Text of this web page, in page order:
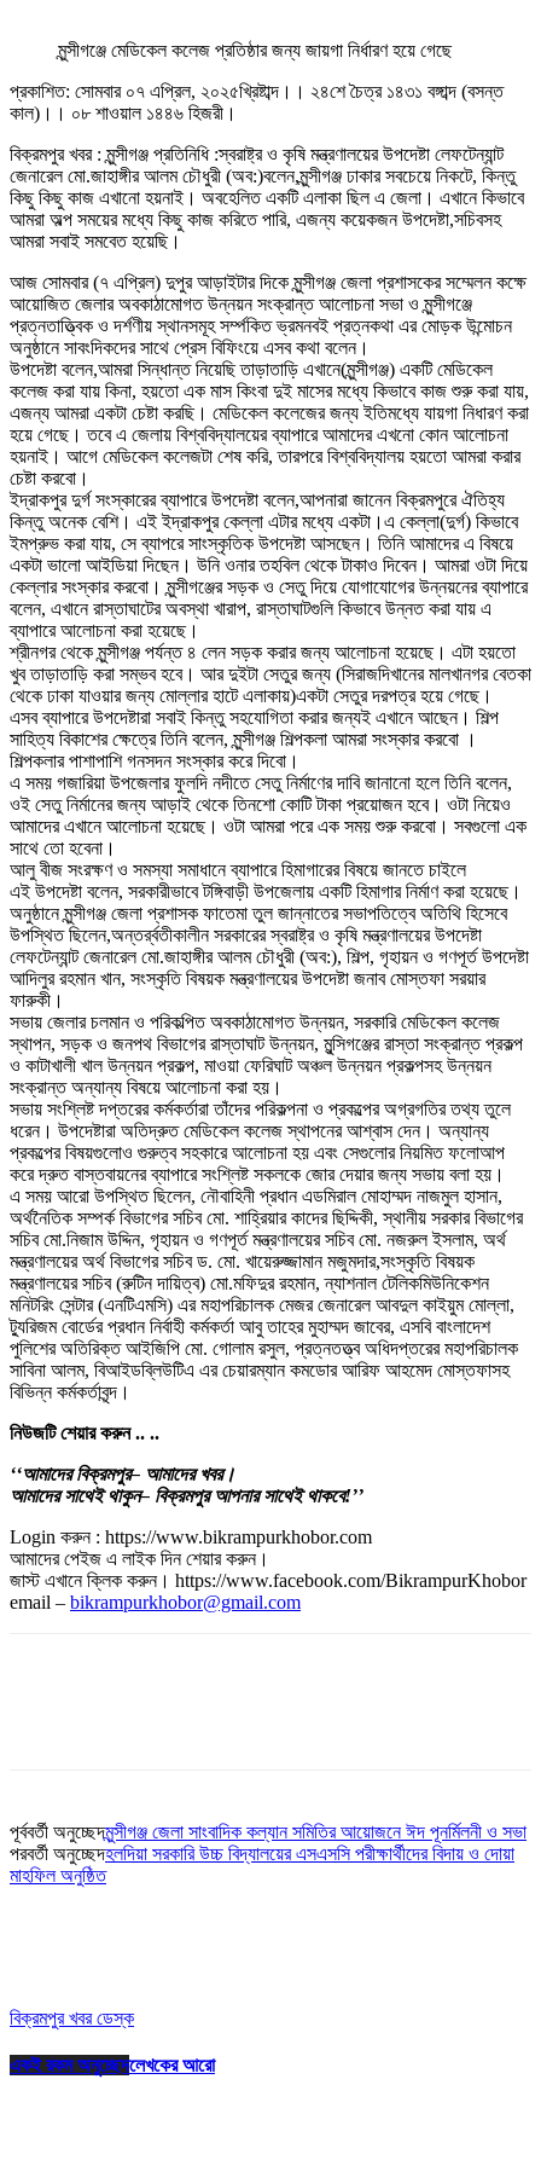
মুন্সীগঞ্জে মেডিকেল কলেজ প্রতিষ্ঠার জন্য জায়গা নির্ধারণ হয়ে গেছে
প্রকাশিত: সোমবার ০৭ এপ্রিল, ২০২৫খ্রিষ্টাব্দ।। ২৪শে চৈত্র ১৪৩১ বঙ্গাব্দ (বসন্ত
কাল)।। ০৮ শাওয়াল ১৪৪৬ হিজরী।
বিক্রমপুর খবর : মুন্সীগঞ্জ প্রতিনিধি :স্বরাষ্ট্র ও কৃষি মন্ত্রণালয়ের উপদেষ্টা লেফটেন্যান্ট
জেনারেল মো.জাহাঙ্গীর আলম চৌধুরী (অব:)বলেন,মুন্সীগঞ্জ ঢাকার সবচেয়ে নিকটে, কিন্তু
কিছু কিছু কাজ এখানো হয়নাই। অবহেলিত একটি এলাকা ছিল এ জেলা। এখানে কিভাবে
আমরা অল্প সময়ের মধ্যে কিছু কাজ করিতে পারি, এজন্য কয়েকজন উপদেষ্টা,সচিবসহ
আমরা সবাই সমবেত হয়েছি।
আজ সোমবার (৭ এপ্রিল) দুপুর আড়াইটার দিকে মুন্সীগঞ্জ জেলা প্রশাসকের সম্মেলন কক্ষে
আয়োজিত জেলার অবকাঠামোগত উন্নয়ন সংক্রান্ত আলোচনা সভা ও মুন্সীগঞ্জে
প্রত্নতাত্ত্বিক ও দর্শণীয় স্থানসমূহ সর্ম্পকিত ভ্রমনবই প্রত্নকথা এর মোড়ক উন্মোচন
অনুষ্ঠানে সাবংদিকদের সাথে প্রেস বিফিংয়ে এসব কথা বলেন।
উপদেষ্টা বলেন,আমরা সিন্ধান্ত নিয়েছি তাড়াতাড়ি এখানে(মুন্সীগঞ্জ) একটি মেডিকেল
কলেজ করা যায় কিনা, হয়তো এক মাস কিংবা দুই মাসের মধ্যে কিভাবে কাজ শুরু করা যায়,
এজন্য আমরা একটা চেষ্টা করছি। মেডিকেল কলেজের জন্য ইতিমধ্যে যায়গা নিধারণ করা
হয়ে গেছে। তবে এ জেলায় বিশ্ববিদ্যালয়ের ব্যাপারে আমাদের এখনো কোন আলোচনা
হয়নাই। আগে মেডিকেল কলেজটা শেষ করি, তারপরে বিশ্ববিদ্যালয় হয়তো আমরা করার
চেষ্টা করবো।
ইদ্রাকপুর দুর্গ সংস্কারের ব্যাপারে উপদেষ্টা বলেন,আপনারা জানেন বিক্রমপুরে ঐতিহ্য
কিন্তু অনেক বেশি। এই ইদ্রাকপুর কেল্লা এটার মধ্যে একটা।এ কেল্লা(দুর্গ) কিভাবে
ইমপ্রুভ করা যায়, সে ব্যাপরে সাংস্কৃতিক উপদেষ্টা আসছেন। তিনি আমাদের এ বিষয়ে
একটা ভালো আইডিয়া দিছেন। উনি ওনার তহবিল থেকে টাকাও দিবেন। আমরা ওটা দিয়ে
কেল্লার সংস্কার করবো। মুন্সীগঞ্জের সড়ক ও সেতু দিয়ে যোগাযোগের উন্নয়নের ব্যাপারে
বলেন, এখানে রাস্তাঘাটের অবস্থা খারাপ, রাস্তাঘাটগুলি কিভাবে উন্নত করা যায় এ
ব্যাপারে আলোচনা করা হয়েছে।
শ্রীনগর থেকে মুন্সীগঞ্জ পর্যন্ত ৪ লেন সড়ক করার জন্য আলোচনা হয়েছে। এটা হয়তো
খুব তাড়াতাড়ি করা সম্ভব হবে। আর দুইটা সেতুর জন্য (সিরাজদিখানের মালখানগর বেতকা
থেকে ঢাকা যাওয়ার জন্য মোল্লার হাটে এলাকায়)একটা সেতুর দরপত্র হয়ে গেছে।
এসব ব্যাপারে উপদেষ্টারা সবাই কিন্তু সহযোগিতা করার জন্যই এখানে আছেন। শিল্প
সাহিত্য বিকাশের ক্ষেত্রে তিনি বলেন, মুন্সীগঞ্জ শিল্পকলা আমরা সংস্কার করবো ।
শিল্পকলার পাশাপাশি গনসদন সংস্কার করে দিবো।
এ সময় গজারিয়া উপজেলার ফুলদি নদীতে সেতু নির্মাণের দাবি জানানো হলে তিনি বলেন,
ওই সেতু নির্মানের জন্য আড়াই থেকে তিনশো কোটি টাকা প্রয়োজন হবে। ওটা নিয়েও
আমাদের এখানে আলোচনা হয়েছে। ওটা আমরা পরে এক সময় শুরু করবো। সবগুলো এক
সাথে তো হবেনা।
আলু বীজ সংরক্ষণ ও সমস্যা সমাধানে ব্যাপারে হিমাগারের বিষয়ে জানতে চাইলে
এই উপদেষ্টা বলেন, সরকারীভাবে টঙ্গিবাড়ী উপজেলায় একটি হিমাগার নির্মাণ করা হয়েছে।
অনুষ্ঠানে মুন্সীগঞ্জ জেলা প্রশাসক ফাতেমা তুল জান্নাতের সভাপতিত্বে অতিথি হিসেবে
উপস্থিত ছিলেন,অন্তর্র্বতীকালীন সরকারের স্বরাষ্ট্র ও কৃষি মন্ত্রণালয়ের উপদেষ্টা
লেফটেন্যান্ট জেনারেল মো.জাহাঙ্গীর আলম চৌধুরী (অব:), শিল্প, গৃহায়ন ও গণপূর্ত উপদেষ্টা
আদিলুর রহমান খান, সংস্কৃতি বিষয়ক মন্ত্রণালয়ের উপদেষ্টা জনাব মোস্তফা সরয়ার
ফারুকী।
সভায় জেলার চলমান ও পরিকল্পিত অবকাঠামোগত উন্নয়ন, সরকারি মেডিকেল কলেজ
স্থাপন, সড়ক ও জনপথ বিভাগের রাস্তাঘাট উন্নয়ন, মুন্সিগঞ্জের রাস্তা সংক্রান্ত প্রকল্প
ও কাটাখালী খাল উন্নয়ন প্রকল্প, মাওয়া ফেরিঘাট অঞ্চল উন্নয়ন প্রকল্পসহ উন্নয়ন
সংক্রান্ত অন্যান্য বিষয়ে আলোচনা করা হয়।
সভায় সংশ্লিষ্ট দপ্তরের কর্মকর্তারা তাঁদের পরিকল্পনা ও প্রকল্পের অগ্রগতির তথ্য তুলে
ধরেন। উপদেষ্টারা অতিদ্রুত মেডিকেল কলেজ স্থাপনের আশ্বাস দেন। অন্যান্য
প্রকল্পের বিষয়গুলোও গুরুত্ব সহকারে আলোচনা হয় এবং সেগুলোর নিয়মিত ফলোআপ
করে দ্রুত বাস্তবায়নের ব্যাপারে সংশ্লিষ্ট সকলকে জোর দেয়ার জন্য সভায় বলা হয়।
এ সময় আরো উপস্থিত ছিলেন, নৌবাহিনী প্রধান এডমিরাল মোহাম্মদ নাজমুল হাসান,
অর্থনৈতিক সম্পর্ক বিভাগের সচিব মো. শাহ্রিয়ার কাদের ছিদ্দিকী, স্থানীয় সরকার বিভাগের
সচিব মো.নিজাম উদ্দিন, গৃহায়ন ও গণপূর্ত মন্ত্রণালয়ের সচিব মো. নজরুল ইসলাম, অর্থ
মন্ত্রণালয়ের অর্থ বিভাগের সচিব ড. মো. খায়েরুজ্জামান মজুমদার,সংস্কৃতি বিষয়ক
মন্ত্রণালয়ের সচিব (রুটিন দায়িত্ব) মো.মফিদুর রহমান, ন্যাশনাল টেলিকমিউনিকেশন
মনিটরিং সেন্টার (এনটিএমসি) এর মহাপরিচালক মেজর জেনারেল আবদুল কাইয়ুম মোল্লা,
ট্যুরিজম বোর্ডের প্রধান নির্বাহী কর্মকর্তা আবু তাহের মুহাম্মদ জাবের, এসবি বাংলাদেশ
পুলিশের অতিরিক্ত আইজিপি মো. গোলাম রসুল, প্রত্নতত্ত্ব অধিদপ্তরের মহাপরিচালক
সাবিনা আলম, বিআইডব্লিউটিএ এর চেয়ারম্যান কমডোর আরিফ আহমেদ মোস্তফাসহ
বিভিন্ন কর্মকর্তাবৃন্দ।
নিউজটি শেয়ার করুন.. ..
‘‘আমাদের বিক্রমপুর– আমাদের খবর।
আমাদের সাথেই থাকুন– বিক্রমপুর আপনার সাথেই থাকবে!’’
Login করুন : https://www.bikrampurkhobor.com
আমাদের পেইজ এ লাইক দিন শেয়ার করুন।
জাস্ট এখানে ক্লিক করুন। https://www.facebook.com/BikrampurKhobor
email – bikrampurkhobor@gmail.com
পূর্ববর্তী অনুচ্ছেদমুন্সীগঞ্জ জেলা সাংবাদিক কল্যান সমিতির আয়োজনে ঈদ পূনর্মিলনী ও সভা
পরবর্তী অনুচ্ছেদহলদিয়া সরকারি উচ্চ বিদ্যালয়ের এসএসসি পরীক্ষার্থীদের বিদায় ও দোয়া
মাহফিল অনুষ্ঠিত
বিক্রমপুর খবর ডেস্ক
একই রকম অনুচ্ছেদলেখকের আরো